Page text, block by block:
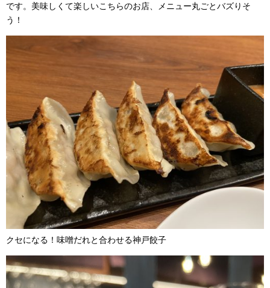
です。美味しくて楽しいこちらのお店、メニュー丸ごとバズりそ
う！
クセになる！味噌だれと合わせる神戸餃子